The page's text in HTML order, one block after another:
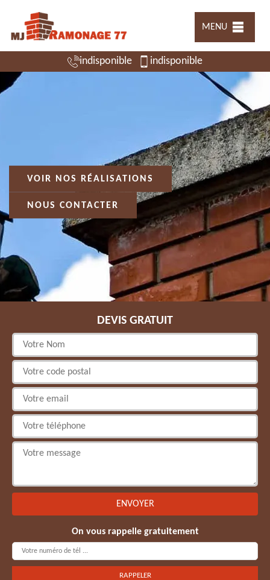
MENU
indisponible indisponible
VOIR NOS RÉALISATIONS
NOUS CONTACTER
DEVIS GRATUIT
On vous rappelle gratuitement